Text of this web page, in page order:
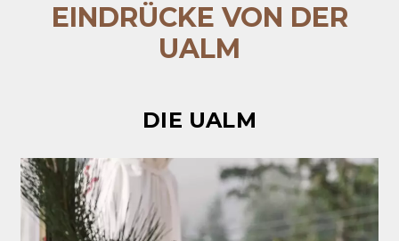
EINDRÜCKE VON DER
UALM
DIE UALM